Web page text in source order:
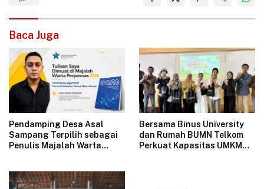
Baca Juga
Pendamping Desa Asal
Sampang Terpilih sebagai
Penulis Majalah Warta
Bersama Binus University
dan Rumah BUMN Telkom
Perkuat Kapasitas UMKM